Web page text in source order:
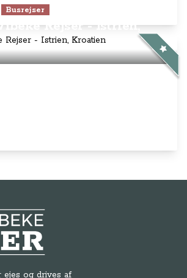
Busrejser
Rejser - Istrien,
ejes og drives af